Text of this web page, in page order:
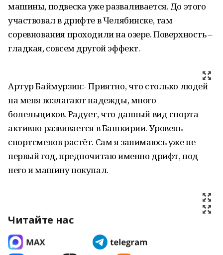
машины, подвеска уже разваливается. До этого
участвовал в дрифте в Челябинске, там
соревнования проходили на озере. Поверхность –
гладкая, совсем другой эффект.
Артур Баймурзин:- Приятно, что столько людей
на меня возлагают надежды, много
болельщиков. Радует, что данный вид спорта
активно развивается в Башкирии. Уровень
спортсменов растёт. Сам я занимаюсь уже не
первый год, предпочитаю именно дрифт, под
него и машину покупал.
Читайте нас